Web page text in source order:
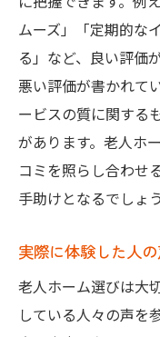
ムーズ」「定期的な
る」など、良い評価
悪い評価が書かれて
ービスの質に関する
があります。老人ホ
コミを照らし合わせ
手助けとなるでしょう
実際に体験した人
老人ホーム選びは大
している人々の声を